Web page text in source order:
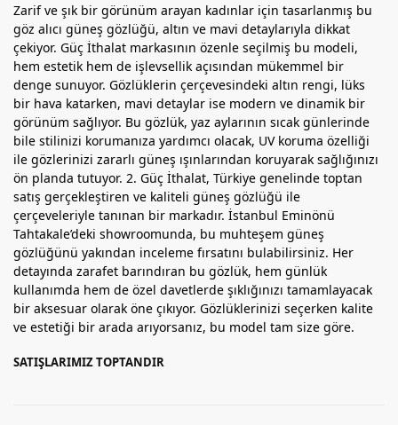
Zarif ve şık bir görünüm arayan kadınlar için tasarlanmış bu
göz alıcı güneş gözlüğü, altın ve mavi detaylarıyla dikkat
çekiyor. Güç İthalat markasının özenle seçilmiş bu modeli,
hem estetik hem de işlevsellik açısından mükemmel bir
denge sunuyor. Gözlüklerin çerçevesindeki altın rengi, lüks
bir hava katarken, mavi detaylar ise modern ve dinamik bir
görünüm sağlıyor. Bu gözlük, yaz aylarının sıcak günlerinde
bile stilinizi korumanıza yardımcı olacak, UV koruma özelliği
ile gözlerinizi zararlı güneş ışınlarından koruyarak sağlığınızı
ön planda tutuyor. 2. Güç İthalat, Türkiye genelinde toptan
satış gerçekleştiren ve kaliteli güneş gözlüğü ile
çerçeveleriyle tanınan bir markadır. İstanbul Eminönü
Tahtakale’deki showroomunda, bu muhteşem güneş
gözlüğünü yakından inceleme fırsatını bulabilirsiniz. Her
detayında zarafet barındıran bu gözlük, hem günlük
kullanımda hem de özel davetlerde şıklığınızı tamamlayacak
bir aksesuar olarak öne çıkıyor. Gözlüklerinizi seçerken kalite
ve estetiği bir arada arıyorsanız, bu model tam size göre.
SATIŞLARIMIZ TOPTANDIR